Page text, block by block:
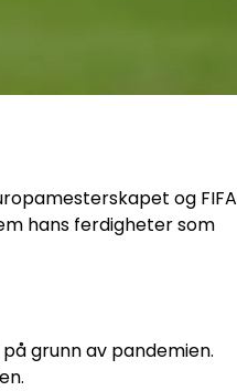
og FIFA
hans ferdigheter som
grunn av pandemien.